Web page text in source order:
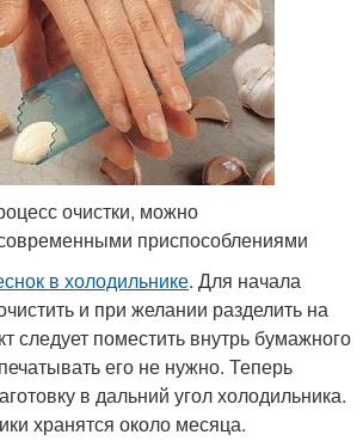
очистки, можно
приспособлениями
в холодильнике. Для начала
и при желании разделить на
следует поместить внутрь бумажного
его не нужно. Теперь
в дальний угол холодильника.
хранятся около месяца.